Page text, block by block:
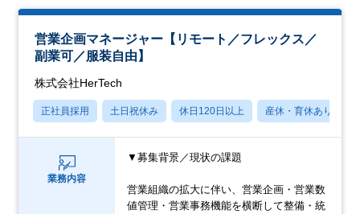
営業企画マネージャー【リモート／フレックス／
副業可／服装自由】
株式会社HerTech
正社員採用 土日祝休み 休日120日以上 産休・育休あり
業務内容
▼募集背景／現状の課題
営業組織の拡大に伴い、営業企画・営業数
値管理・営業事務機能を横断して整備・統